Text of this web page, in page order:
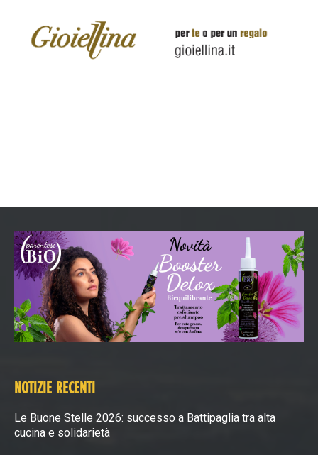
NOTIZIE RECENTI
Le Buone Stelle 2026: successo a Battipaglia tra alta
cucina e solidarietà